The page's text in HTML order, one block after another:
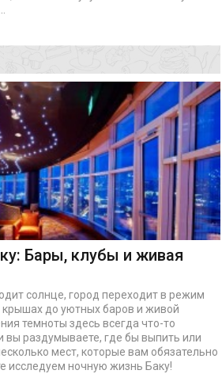
Бары, клубы и живая
солнце, город переходит в режим
крышах до уютных баров и живой
темноты здесь всегда что-то
вы раздумываете, где бы выпить или
мест, которые вам обязательно
исследуем ночную жизнь Баку!